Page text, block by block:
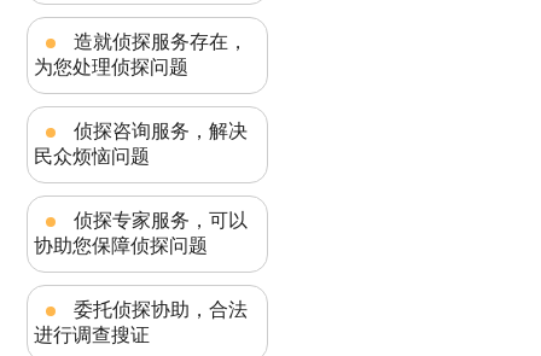
造就侦探服务存在，
为您处理侦探问题
侦探咨询服务，解决
民众烦恼问题
侦探专家服务，可以
协助您保障侦探问题
委托侦探协助，合法
进行调查搜证